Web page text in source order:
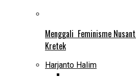
Menggali Feminisme
Kretek
Harjanto Halim